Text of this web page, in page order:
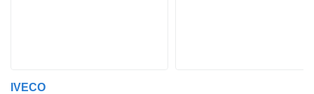
IVECO